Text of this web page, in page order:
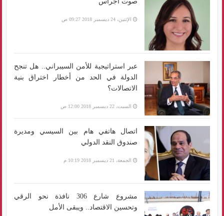
الإثنين، 24 ديسمبر 2018 09:27 ص
عبر استراتيجية للأمن السيبراني.. هل تنجح
الدولة في الحد من أخطار اختراق بنية
الاتصالات؟
السبت، 22 ديسمبر 2018 12:00 ص
اتصال هاتفي هام بين السيسي ومديرة
صندوق النقد الدولي
الجمعة، 21 ديسمبر 2018 10:19 م
مشروع شارع 306 نافذة نحو الرقي
وتحسين الاقتصاد.. ويبقى الأمل